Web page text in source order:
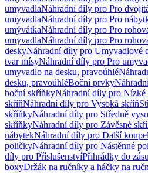
umyvadlaNáhradní díly pro Pro
umyvadlaNáhradní díly pro Pro
umývátkaNáhradní díly pro Pro
umyvadlaNáhradní díly pro Pro
deskyNáhradní díly pro Umyvadlové
tvar mísyNáhradní díly pro Pro
umyvadlo na desku, pravoúhlé
desku, pravoúhléBoční prvky
boční skříňkyNáhradní díly pro
skříňNáhradní díly pro Vysoká skříň
skříňkyNáhradní díly pro Středně
skříňkyNáhradní díly pro Závěsné
nábytekNáhradní díly pro Další
poličkyNáhradní díly pro Nástěnné
díly pro PříslušenstvíPřihrádky do
boxyDržák na ručníky a háčky na